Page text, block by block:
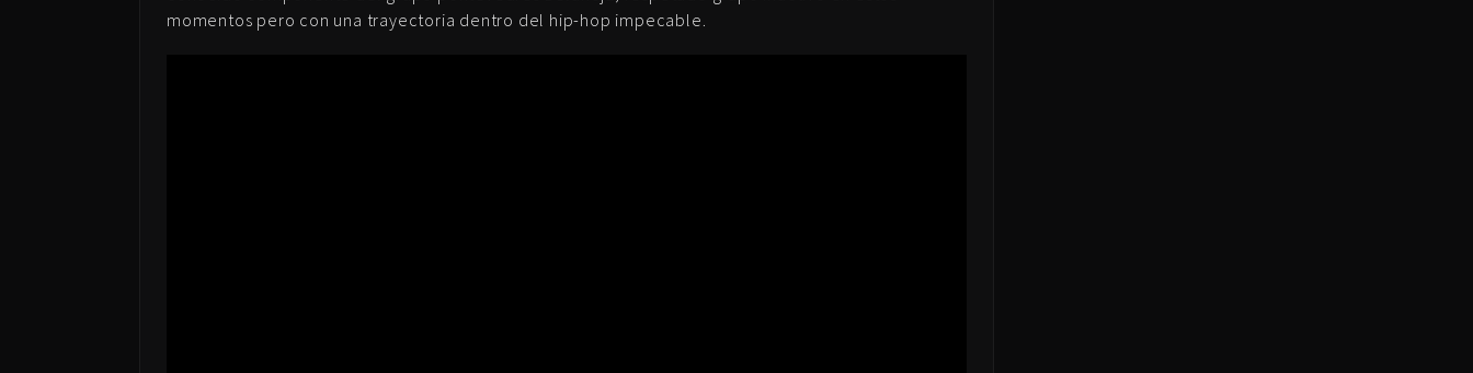
momentos pero con una trayectoria dentro del hip-hop impecable.